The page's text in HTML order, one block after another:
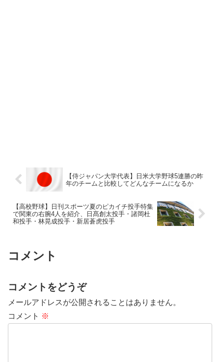
【侍ジャパン大学代表】日米大学野球5連勝の昨
年のチームと比較してどんなチームになるか
【高校野球】日刊スポーツ夏のピカイチ投手特集
で関東の右腕4人を紹介、日髙創太投手・諸岡杜
和投手・林晃成投手・新居蒼虎投手
コメント
コメントをどうぞ
メールアドレスが公開されることはありません。
コメント ※